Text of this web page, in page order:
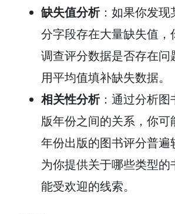
缺失值分析：如果你发现
分字段存在大量缺失值，
调查评分数据是否存在问
用平均值填补缺失数据。
相关性分析：通过分析图
版年份之间的关系，你可
年份出版的图书评分普遍
为你提供关于哪些类型的
能受欢迎的线索。